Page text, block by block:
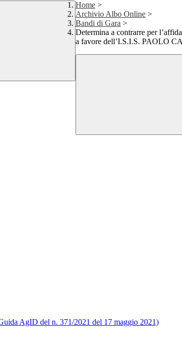
Home >
Archivio Albo Online >
Bandi di Gara >
Determina a contrarre per
a favore dell’I.S.I.S. PAOLO
AgID del n. 371/2021 del 17 maggio 2021)